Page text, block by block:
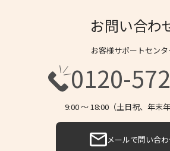
お問い合わ
お客様サポートセンタ
0120-
9:00 〜 18:00（土日祝、年末年
メールで問い合